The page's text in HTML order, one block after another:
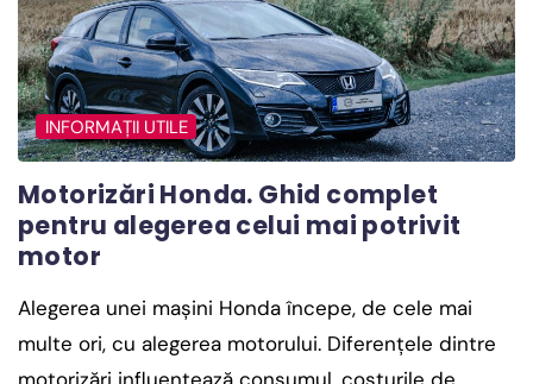
INFORMAȚII UTILE
Motorizări Honda. Ghid complet
pentru alegerea celui mai potrivit
motor
Alegerea unei mașini Honda începe, de cele mai
multe ori, cu alegerea motorului. Diferențele dintre
motorizări influențează consumul, costurile de…